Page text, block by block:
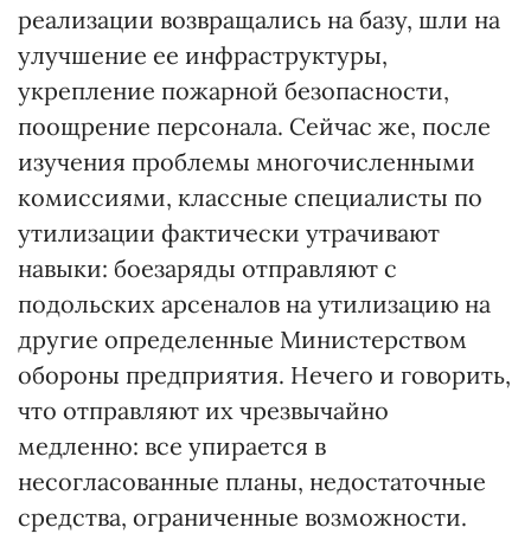
реализации возвращались на базу, шли на
улучшение ее инфраструктуры,
укрепление пожарной безопасности,
поощрение персонала. Сейчас же, после
изучения проблемы многочисленными
комиссиями, классные специалисты по
утилизации фактически утрачивают
навыки: боезаряды отправляют с
подольских арсеналов на утилизацию на
другие определенные Министерством
обороны предприятия. Нечего и говорить,
что отправляют их чрезвычайно
медленно: все упирается в
несогласованные планы, недостаточные
средства, ограниченные возможности.